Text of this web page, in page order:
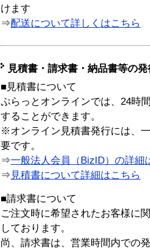
けます
⇒配送について詳しくはこちら
見積書・請求書・納品書等の
■見積書について
ぷらっとオンラインでは、24時
することができます。
※オンライン見積書発行には、
要です。
⇒一般法人会員（BizID）の詳細
⇒ 見積書について詳細はこちら
■請求書について
ご注文時に希望されたお客様に
しております。
尚、請求書は、営業時間内での